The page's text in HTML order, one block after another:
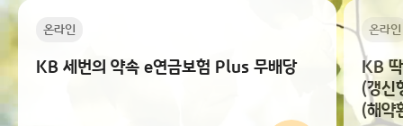
온라인
KB 세번의 약속 e연금보험 Plus 무배당
온라인
KB
(갱신
(해약